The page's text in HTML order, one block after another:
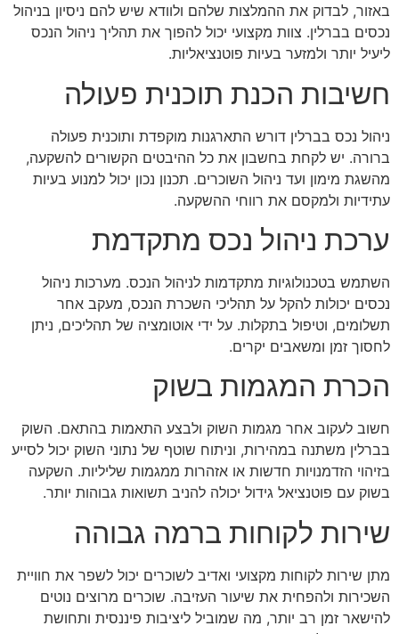
באזור, לבדוק את ההמלצות שלהם ולוודא שיש להם ניסיון בניהול
נכסים בברלין. צוות מקצועי יכול להפוך את תהליך ניהול הנכס
ליעיל יותר ולמזער בעיות פוטנציאליות.
חשיבות הכנת תוכנית פעולה
ניהול נכס בברלין דורש התארגנות מוקפדת ותוכנית פעולה
ברורה. יש לקחת בחשבון את כל ההיבטים הקשורים להשקעה,
מהשגת מימון ועד ניהול השוכרים. תכנון נכון יכול למנוע בעיות
עתידיות ולמקסם את רווחי ההשקעה.
ערכת ניהול נכס מתקדמת
השתמש בטכנולוגיות מתקדמות לניהול הנכס. מערכות ניהול
נכסים יכולות להקל על תהליכי השכרת הנכס, מעקב אחר
תשלומים, וטיפול בתקלות. על ידי אוטומציה של תהליכים, ניתן
לחסוך זמן ומשאבים יקרים.
הכרת המגמות בשוק
חשוב לעקוב אחר מגמות השוק ולבצע התאמות בהתאם. השוק
בברלין משתנה במהירות, וניתוח שוטף של נתוני השוק יכול לסייע
בזיהוי הזדמנויות חדשות או אזהרות ממגמות שליליות. השקעה
בשוק עם פוטנציאל גידול יכולה להניב תשואות גבוהות יותר.
שירות לקוחות ברמה גבוהה
מתן שירות לקוחות מקצועי ואדיב לשוכרים יכול לשפר את חוויית
השכירות ולהפחית את שיעור העזיבה. שוכרים מרוצים נוטים
להישאר זמן רב יותר, מה שמוביל ליציבות פיננסית ותחושת